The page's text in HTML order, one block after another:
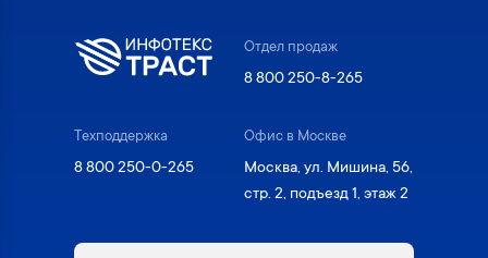
Отдел продаж
8 800 250-8-265
Техподдержка
8 800 250-0-265
Офис в Москве
Москва, ул. Мишина, 56,
стр. 2, подъезд 1, этаж 2